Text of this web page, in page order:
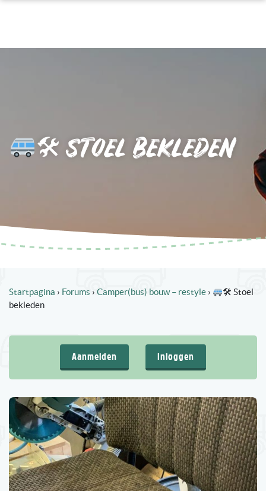
🛠 STOEL BEKLEDEN
Startpagina › Forums › Camper(bus) bouw – restyle ›
🛠 Stoel
bekleden
Aanmelden Inloggen